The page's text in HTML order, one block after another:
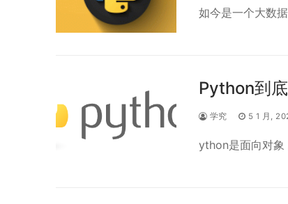
如今是一个大数
Python到
学究 5 1 月,
ython是面向对象